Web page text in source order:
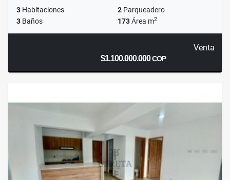
3 Habitaciones 2 Parqueadero
3 Baños 173Área m2
Venta
$1.100.000.000COP